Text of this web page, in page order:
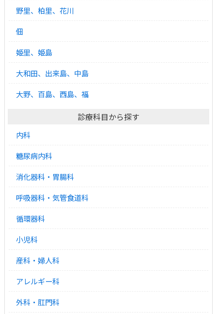
野里、柏里、花川
佃
姫里、姫島
大和田、出来島、中島
大野、百島、西島、福
診療科目から探す
内科
糖尿病内科
消化器科・胃腸科
呼吸器科・気管食道科
循環器科
小児科
産科・婦人科
アレルギー科
外科・肛門科